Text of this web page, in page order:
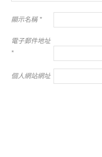
顯示名稱 *
電子郵件地址
*
個人網站網址